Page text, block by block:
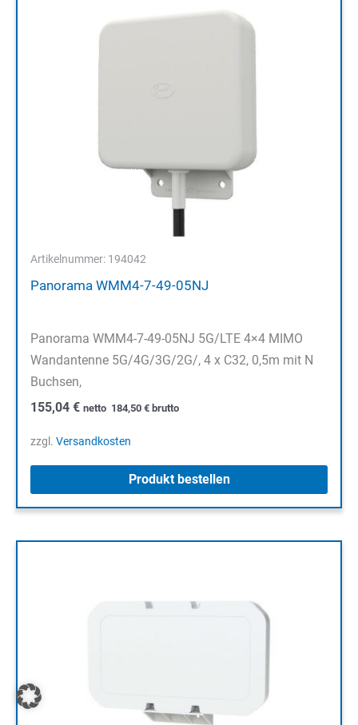
Artikelnummer: 194042
Panorama WMM4-7-49-05NJ
Panorama WMM4-7-49-05NJ 5G/LTE 4×4 MIMO
Wandantenne 5G/4G/3G/2G/, 4 x C32, 0,5m mit N
Buchsen,
155,04 € netto 184,50 € brutto
zzgl. Versandkosten
Produkt bestellen